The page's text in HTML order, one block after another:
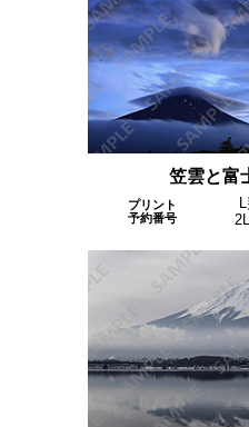
笠雲と富
プリント
予約番号